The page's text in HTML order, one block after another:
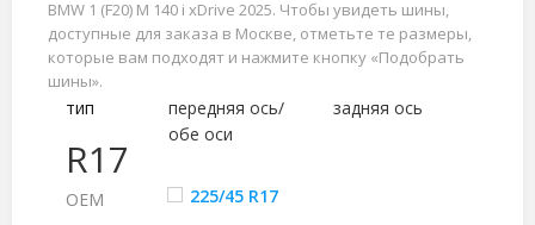
BMW 1 (F20) M 140 i xDrive 2025. Чтобы увидеть шины,
доступные для заказа в Москве, отметьте те размеры,
которые вам подходят и нажмите кнопку «Подобрать
шины».
R17
тип
передняя ось/
обе оси
задняя ось
ОЕМ 225/45 R17